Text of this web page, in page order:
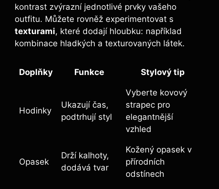
kontrast zvýrazní jednotlivé prvky vašeho
outfitu. Můžete rovněž experimentovat s
texturami, které dodají hloubku: například
kombinace hladkých a texturovaných látek.
Doplňky Funkce Stylový tip
Hodinky
Ukazují čas,
podtrhují styl
Vyberte kovový
strapec pro
elegantnější
vzhled
Opasek
Drží kalhoty,
dodává tvar
Kožený opasek v
přírodních
odstínech